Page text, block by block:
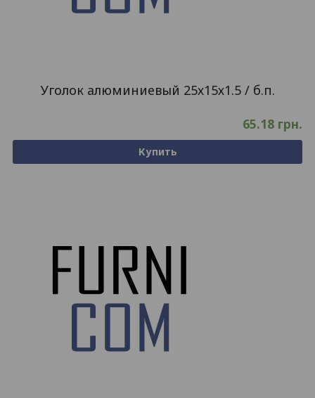
Уголок алюминиевый 25х15х1.5 / б.п.
65.18 грн.
Купить